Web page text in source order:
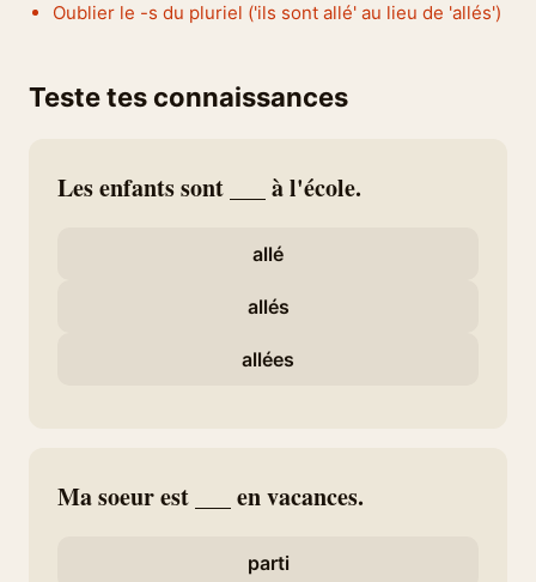
Oublier le -s du pluriel ('ils sont allé' au lieu de 'allés')
Teste tes connaissances
Les enfants sont ___ à l'école.
allé
allés
allées
Ma soeur est ___ en vacances.
parti